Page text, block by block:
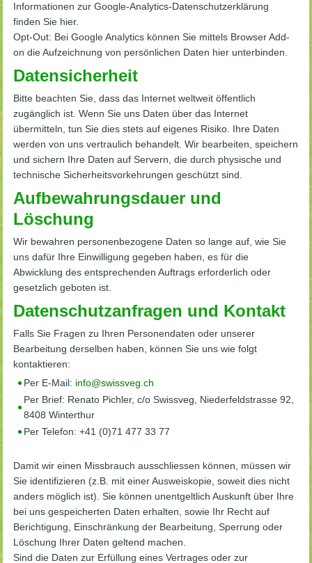
Informationen zur Google-Analytics-Datenschutzerklärung
finden Sie hier.
Opt-Out: Bei Google Analytics können Sie mittels Browser Add-
on die Aufzeichnung von persönlichen Daten hier unterbinden.
Datensicherheit
Bitte beachten Sie, dass das Internet weltweit öffentlich
zugänglich ist. Wenn Sie uns Daten über das Internet
übermitteln, tun Sie dies stets auf eigenes Risiko. Ihre Daten
werden von uns vertraulich behandelt. Wir bearbeiten, speichern
und sichern Ihre Daten auf Servern, die durch physische und
technische Sicherheitsvorkehrungen geschützt sind.
Aufbewahrungsdauer und
Löschung
Wir bewahren personenbezogene Daten so lange auf, wie Sie
uns dafür Ihre Einwilligung gegeben haben, es für die
Abwicklung des entsprechenden Auftrags erforderlich oder
gesetzlich geboten ist.
Datenschutzanfragen und Kontakt
Falls Sie Fragen zu Ihren Personendaten oder unserer
Bearbeitung derselben haben, können Sie uns wie folgt
kontaktieren:
Per E-Mail: info@swissveg.ch
Per Brief: Renato Pichler, c/o Swissveg, Niederfeldstrasse 92,
8408 Winterthur
Per Telefon: +41 (0)71 477 33 77
Damit wir einen Missbrauch ausschliessen können, müssen wir
Sie identifizieren (z.B. mit einer Ausweiskopie, soweit dies nicht
anders möglich ist). Sie können unentgeltlich Auskunft über Ihre
bei uns gespeicherten Daten erhalten, sowie Ihr Recht auf
Berichtigung, Einschränkung der Bearbeitung, Sperrung oder
Löschung Ihrer Daten geltend machen.
Sind die Daten zur Erfüllung eines Vertrages oder zur